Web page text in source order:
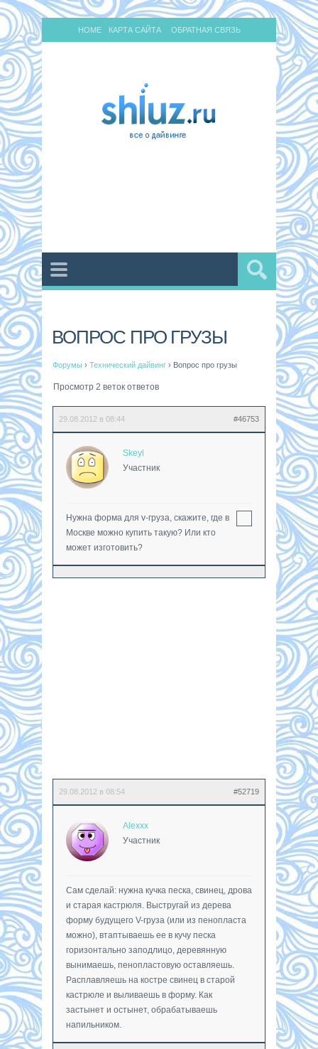
HOME КАРТА САЙТА ОБРАТНАЯ СВЯЗЬ
ВОПРОС ПРО ГРУЗЫ
Форумы › Технический дайвинг › Вопрос про грузы
Просмотр 2 веток ответов
29.08.2012 в 08:44 #46753
Skeyl
Участник
Нужна форма для v-груза, скажите, где в
Москве можно купить такую? Или кто
может изготовить?
29.08.2012 в 08:54 #52719
Alexxx
Участник
Сам сделай: нужна кучка песка, свинец, дрова
и старая кастрюля. Выстругай из дерева
форму будущего V-груза (или из пенопласта
можно), втаптываешь ее в кучу песка
горизонтально заподлицо, деревянную
вынимаешь, пенопластовую оставляешь.
Расплавляешь на костре свинец в старой
кастрюле и выливаешь в форму. Как
застынет и остынет, обрабатываешь
напильником.